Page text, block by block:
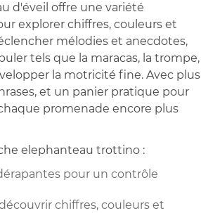
d'éveil offre une variété
explorer chiffres, couleurs et
mélodies et anecdotes,
tels que la maracas, la trompe,
la motricité fine. Avec plus
et un panier pratique pour
promenade encore plus
elephanteau trottino :
pour un contrôle
chiffres, couleurs et